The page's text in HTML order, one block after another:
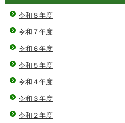
令和８年度
令和７年度
令和６年度
令和５年度
令和４年度
令和３年度
令和２年度